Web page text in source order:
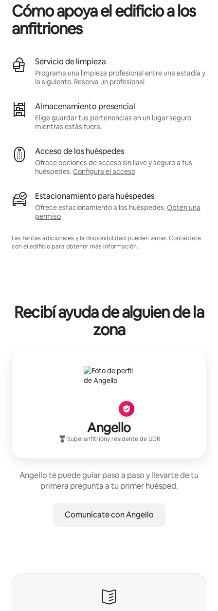
Cómo apoya el edificio a los
anfitriones
Servicio de limpieza
Programa una limpieza profesional entre una estadía y
la siguiente. Reserva un profesional
Almacenamiento presencial
Elige guardar tus pertenencias en un lugar seguro
mientras estás fuera.
Acceso de los huéspedes
Ofrece opciones de acceso sin llave y seguro a tus
huéspedes.Configura el acceso
Estacionamiento para huéspedes
Ofrece estacionamiento a los huéspedes.Obtén una
permiso
Las tarifas adicionales y la disponibilidad pueden variar. Contáctate
con el edificio para obtener más información.
Recibí ayuda de alguien de la
zona
Angello
Superanfitrióny residente deUDR
Angello te puede guiar paso a paso y llevarte de tu
primera pregunta a tu primer huésped.
Comunícate con Angello